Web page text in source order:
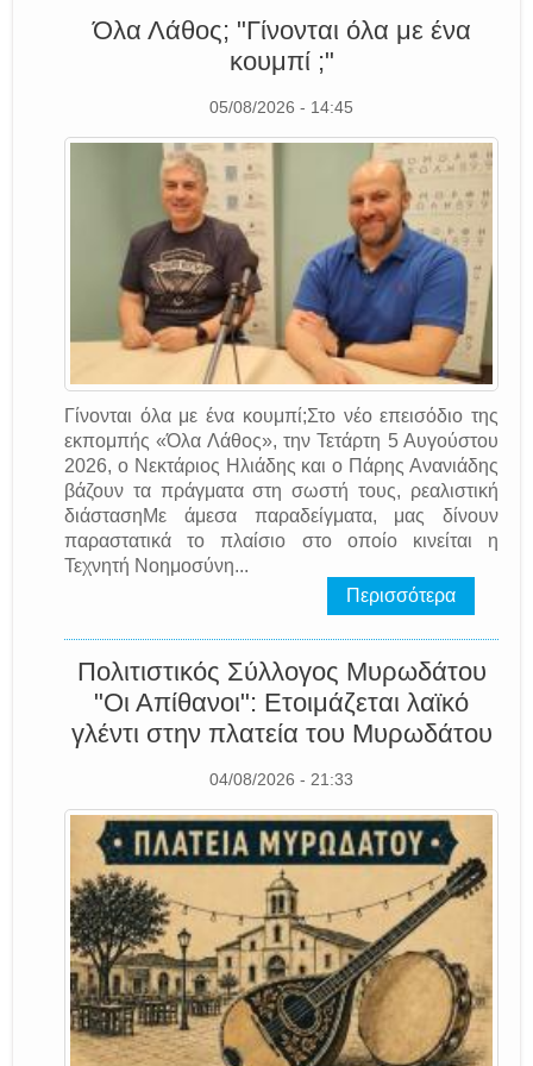
Όλα Λάθος; "Γίνονται όλα με ένα
κουμπί ;"
05/08/2026 - 14:45
Γίνονται όλα με ένα κουμπί;Στο νέο επεισόδιο της
εκπομπής «Όλα Λάθος», την Τετάρτη 5 Αυγούστου
2026, ο Νεκτάριος Ηλιάδης και ο Πάρης Ανανιάδης
βάζουν τα πράγματα στη σωστή τους, ρεαλιστική
διάστασηΜε άμεσα παραδείγματα, μας δίνουν
παραστατικά το πλαίσιο στο οποίο κινείται η
Τεχνητή Νοημοσύνη...
Περισσότερα
Πολιτιστικός Σύλλογος Μυρωδάτου
"Οι Απίθανοι": Ετοιμάζεται λαϊκό
γλέντι στην πλατεία του Μυρωδάτου
04/08/2026 - 21:33